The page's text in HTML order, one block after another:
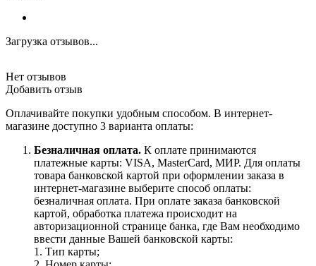
Загрузка отзывов...
Нет отзывов
Добавить отзыв
Оплачивайте покупки удобным способом. В интернет-
магазине доступно 3 варианта оплаты:
Безналичная оплата. К оплате принимаются
платежные карты: VISA, MasterCard, МИР. Для оплаты
товара банковской картой при оформлении заказа в
интернет-магазине выберите способ оплаты:
безналичная оплата. При оплате заказа банковской
картой, обработка платежа происходит на
авторизационной странице банка, где Вам необходимо
ввести данные Вашей банковской карты:
1. Тип карты;